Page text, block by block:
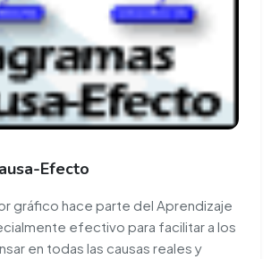
Efecto
gráfico hace parte del Aprendizaje
efectivo para facilitar a los
en todas las causas reales y